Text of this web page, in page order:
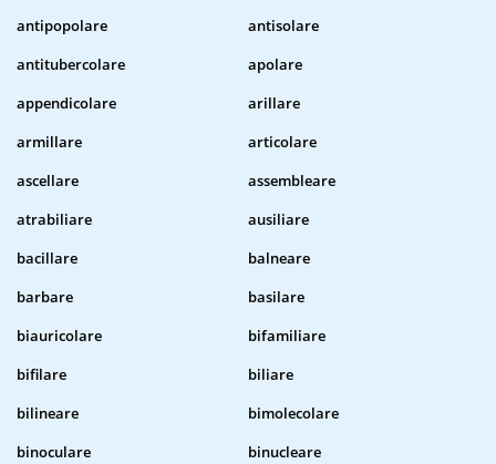
antipopolare
antisolare
antitubercolare
apolare
appendicolare
arillare
armillare
articolare
ascellare
assembleare
atrabiliare
ausiliare
bacillare
balneare
barbare
basilare
biauricolare
bifamiliare
bifilare
biliare
bilineare
bimolecolare
binoculare
binucleare